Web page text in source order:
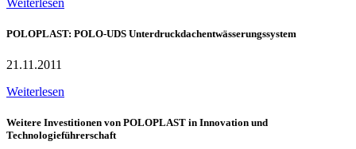
Weiterlesen
POLOPLAST: POLO-UDS Unterdruckdachentwässerungssystem
21.11.2011
Weiterlesen
Weitere Investitionen von POLOPLAST in Innovation und
Technologieführerschaft